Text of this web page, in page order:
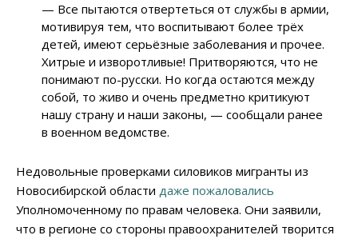
— Все пытаются отвертеться от службы в армии,
мотивируя тем, что воспитывают более трёх
детей, имеют серьёзные заболевания и прочее.
Хитрые и изворотливые! Притворяются, что не
понимают по-русски. Но когда остаются между
собой, то живо и очень предметно критикуют
нашу страну и наши законы, — сообщали ранее
в военном ведомстве.
Недовольные проверками силовиков мигранты из
Новосибирской области даже пожаловались
Уполномоченному по правам человека. Они заявили,
что в регионе со стороны правоохранителей творится